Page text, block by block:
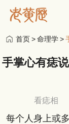
首页>命理学>
手掌心有痣
看痣相
每个人身上或